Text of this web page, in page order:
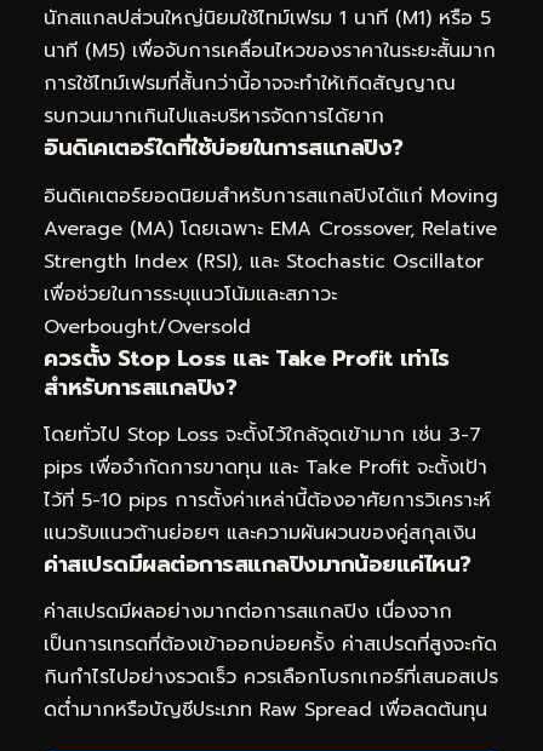
นักสแกลปส่วนใหญ่นิยมใช้ไทม์เฟรม 1 นาที (M1) หรือ 5
นาที (M5) เพื่อจับการเคลื่อนไหวของราคาในระยะสั้นมาก
การใช้ไทม์เฟรมที่สั้นกว่านี้อาจจะทำให้เกิดสัญญาณ
รบกวนมากเกินไปและบริหารจัดการได้ยาก
อินดิเคเตอร์ใดที่ใช้บ่อยในการสแกลปิง?
อินดิเคเตอร์ยอดนิยมสำหรับการสแกลปิงได้แก่ Moving
Average (MA) โดยเฉพาะ EMA Crossover, Relative
Strength Index (RSI), และ Stochastic Oscillator
เพื่อช่วยในการระบุแนวโน้มและสภาวะ
Overbought/Oversold
ควรตั้ง Stop Loss และ Take Profit เท่าไร
สำหรับการสแกลปิง?
โดยทั่วไป Stop Loss จะตั้งไว้ใกล้จุดเข้ามาก เช่น 3-7
pips เพื่อจำกัดการขาดทุน และ Take Profit จะตั้งเป้า
ไว้ที่ 5-10 pips การตั้งค่าเหล่านี้ต้องอาศัยการวิเคราะห์
แนวรับแนวต้านย่อยๆ และความผันผวนของคู่สกุลเงิน
ค่าสเปรดมีผลต่อการสแกลปิงมากน้อยแค่ไหน?
ค่าสเปรดมีผลอย่างมากต่อการสแกลปิง เนื่องจาก
เป็นการเทรดที่ต้องเข้าออกบ่อยครั้ง ค่าสเปรดที่สูงจะกัด
กินกำไรไปอย่างรวดเร็ว ควรเลือกโบรกเกอร์ที่เสนอสเปร
ดต่ำมากหรือบัญชีประเภท Raw Spread เพื่อลดต้นทุน